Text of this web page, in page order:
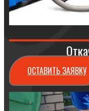
ОСТАВИТЬ ЗАЯВКУ